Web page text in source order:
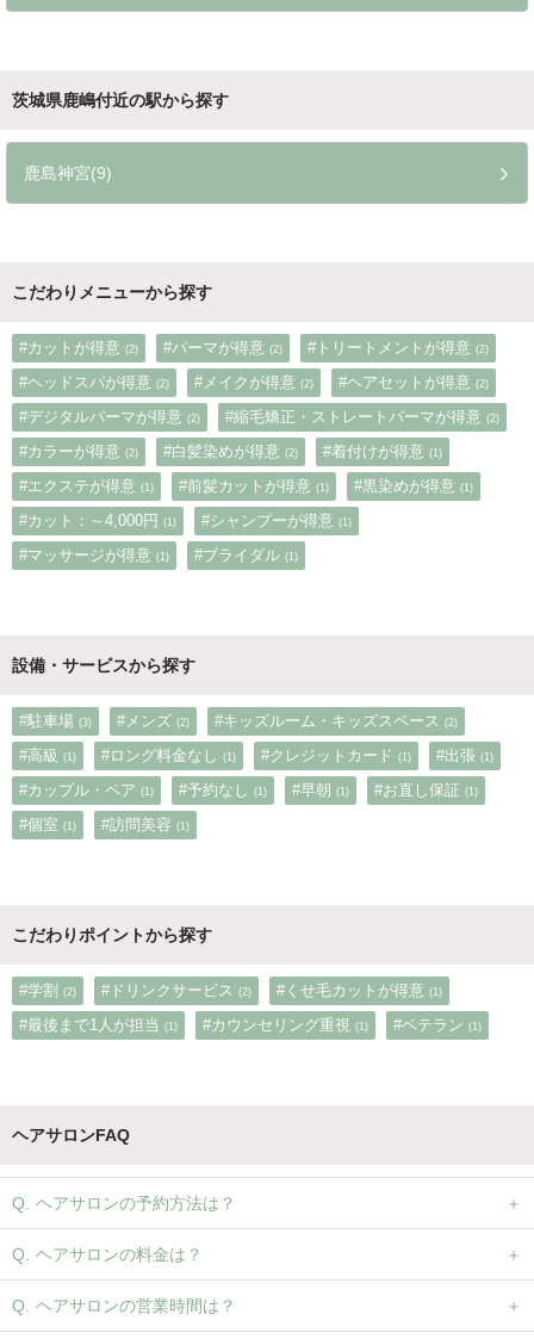
茨城県鹿嶋付近の駅から探す
鹿島神宮(9)
こだわりメニューから探す
#カットが得意 (2) #パーマが得意 (2) #トリートメントが得意 (2)
#ヘッドスパが得意 (2) #メイクが得意 (2) #ヘアセットが得意 (2)
#デジタルパーマが得意 (2) #縮毛矯正・ストレートパーマが得意 (2)
#カラーが得意 (2) #白髪染めが得意 (2) #着付けが得意 (1)
#エクステが得意 (1) #前髪カットが得意 (1) #黒染めが得意 (1)
#カット：～4,000円 (1) #シャンプーが得意 (1)
#マッサージが得意 (1) #ブライダル (1)
設備・サービスから探す
#駐車場 (3) #メンズ (2) #キッズルーム・キッズスペース (2)
#高級 (1) #ロング料金なし (1) #クレジットカード (1) #出張 (1)
#カップル・ペア (1) #予約なし (1) #早朝 (1) #お直し保証 (1)
#個室 (1) #訪問美容 (1)
こだわりポイントから探す
#学割 (2) #ドリンクサービス (2) #くせ毛カットが得意 (1)
#最後まで1人が担当 (1) #カウンセリング重視 (1) #ベテラン (1)
ヘアサロンFAQ
ヘアサロンの予約方法は？
ヘアサロンの料金は？
ヘアサロンの営業時間は？